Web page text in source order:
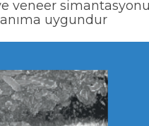
veneer
uygundur